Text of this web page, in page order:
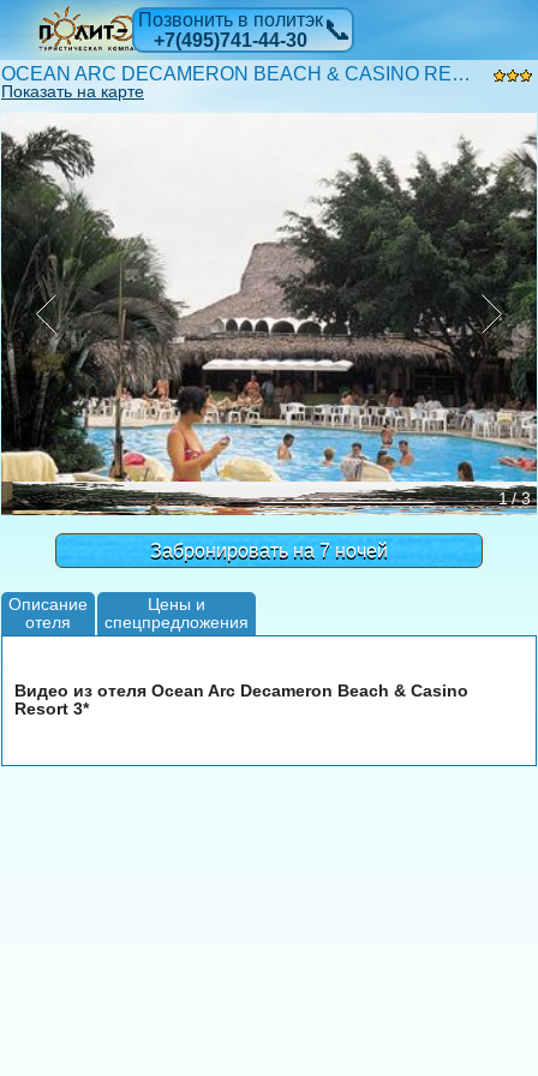
Позвонить в политэк
+7(495)741-44-30
📞
OCEAN ARC DECAMERON BEACH & CASINO RESORT 3*
Показать на карте
1 / 3
Забронировать на 7 ночей
Описание
отеля
Цены и
спецпредложения
Видео из отеля Ocean Arc Decameron Beach & Casino
Resort 3*